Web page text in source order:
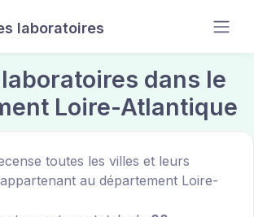
laboratoires
dans le
Loire-Atlantique
toutes les villes et leurs
au département Loire-